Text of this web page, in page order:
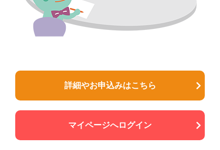
詳細やお申込みはこちら
マイページへログイン